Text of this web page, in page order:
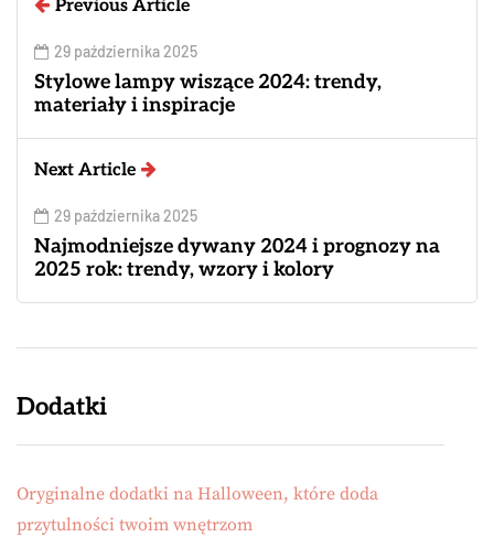
Previous Article
29 października 2025
Stylowe lampy wiszące 2024: trendy,
materiały i inspiracje
Next Article
29 października 2025
Najmodniejsze dywany 2024 i prognozy na
2025 rok: trendy, wzory i kolory
Dodatki
Oryginalne dodatki na Halloween, które doda
przytulności twoim wnętrzom